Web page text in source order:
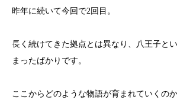
昨年に続いて今回で2回目。
長く続けてきた拠点とは異なり、八王子と
まったばかりです。
ここからどのような物語が育まれていくの